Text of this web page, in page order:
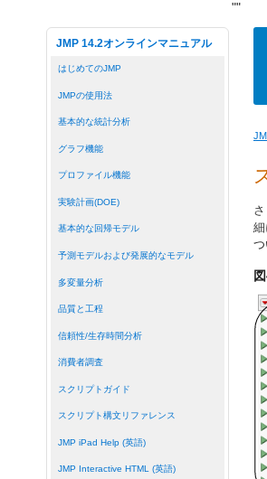
JMP 14.2オンラインマニュアル
はじめてのJMP
JMPの使用法
基本的な統計分析
グラフ機能
プロファイル機能
実験計画(DOE)
基本的な回帰モデル
予測モデルおよび発展的なモデル
多変量分析
品質と工程
信頼性/生存時間分析
消費者調査
スクリプトガイド
スクリプト構文リファレンス
JMP iPad Help (英語)
JMP Interactive HTML (英語)
細
""